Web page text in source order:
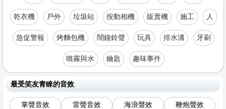
乾衣機 戶外 垃圾站 按動相機 販賣機 施工 人
急促警報 烤麵包機 鬧鐘鈴聲 玩具 排水溝 牙刷
噴霧與水 鑰匙 趣味事件
最受笑友青睞的音效
掌聲音效 雷聲音效 海浪聲效 鞭炮聲效